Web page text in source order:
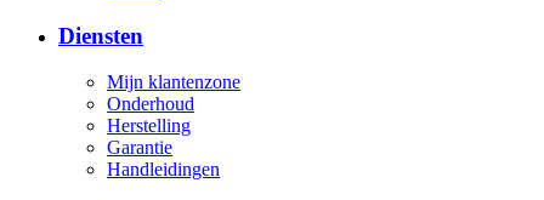
Diensten
Mijn klantenzone
Onderhoud
Herstelling
Garantie
Handleidingen